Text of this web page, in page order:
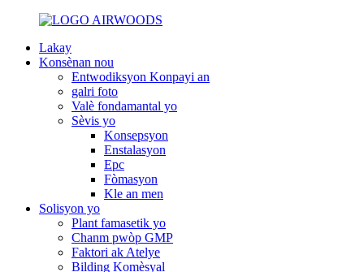
Lakay
Konsènan nou
Entwodiksyon Konpayi an
galri foto
Valè fondamantal yo
Sèvis yo
Konsepsyon
Enstalasyon
Epc
Fòmasyon
Kle an men
Solisyon yo
Plant famasetik yo
Chanm pwòp GMP
Faktori ak Atelye
Bilding Komèsyal